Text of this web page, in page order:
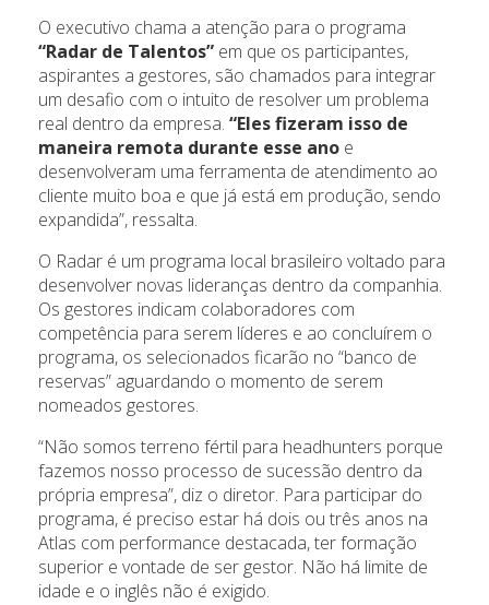
O executivo chama a atenção para o programa
“Radar de Talentos” em que os participantes,
aspirantes a gestores, são chamados para integrar
um desafio com o intuito de resolver um problema
real dentro da empresa. “Eles fizeram isso de
maneira remota durante esse ano e
desenvolveram uma ferramenta de atendimento ao
cliente muito boa e que já está em produção, sendo
expandida”, ressalta.
O Radar é um programa local brasileiro voltado para
desenvolver novas lideranças dentro da companhia.
Os gestores indicam colaboradores com
competência para serem líderes e ao concluírem o
programa, os selecionados ficarão no “banco de
reservas” aguardando o momento de serem
nomeados gestores.
“Não somos terreno fértil para headhunters porque
fazemos nosso processo de sucessão dentro da
própria empresa”, diz o diretor. Para participar do
programa, é preciso estar há dois ou três anos na
Atlas com performance destacada, ter formação
superior e vontade de ser gestor. Não há limite de
idade e o inglês não é exigido.